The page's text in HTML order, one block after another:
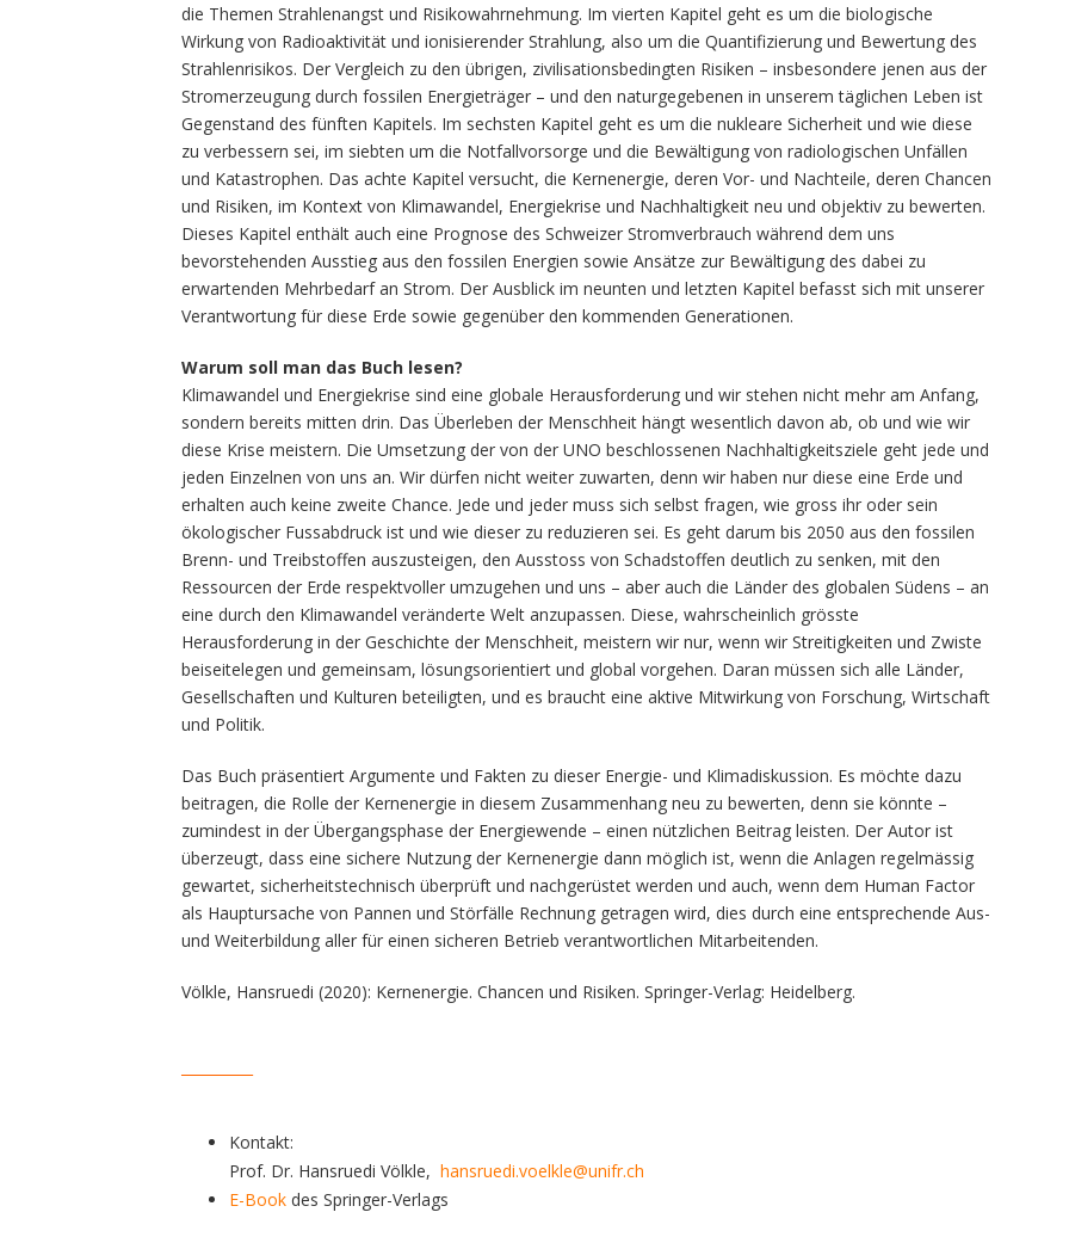
die Themen Strahlenangst und Risikowahrnehmung. Im vierten Kapitel geht es um die biologische
Wirkung von Radioaktivität und ionisierender Strahlung, also um die Quantifizierung und Bewertung des
Strahlenrisikos. Der Vergleich zu den übrigen, zivilisationsbedingten Risiken – insbesondere jenen aus der
Stromerzeugung durch fossilen Energieträger – und den naturgegebenen in unserem täglichen Leben ist
Gegenstand des fünften Kapitels. Im sechsten Kapitel geht es um die nukleare Sicherheit und wie diese
zu verbessern sei, im siebten um die Notfallvorsorge und die Bewältigung von radiologischen Unfällen
und Katastrophen. Das achte Kapitel versucht, die Kernenergie, deren Vor- und Nachteile, deren Chancen
und Risiken, im Kontext von Klimawandel, Energiekrise und Nachhaltigkeit neu und objektiv zu bewerten.
Dieses Kapitel enthält auch eine Prognose des Schweizer Stromverbrauch während dem uns
bevorstehenden Ausstieg aus den fossilen Energien sowie Ansätze zur Bewältigung des dabei zu
erwartenden Mehrbedarf an Strom. Der Ausblick im neunten und letzten Kapitel befasst sich mit unserer
Verantwortung für diese Erde sowie gegenüber den kommenden Generationen.
Warum soll man das Buch lesen?
Klimawandel und Energiekrise sind eine globale Herausforderung und wir stehen nicht mehr am Anfang,
sondern bereits mitten drin. Das Überleben der Menschheit hängt wesentlich davon ab, ob und wie wir
diese Krise meistern. Die Umsetzung der von der UNO beschlossenen Nachhaltigkeitsziele geht jede und
jeden Einzelnen von uns an. Wir dürfen nicht weiter zuwarten, denn wir haben nur diese eine Erde und
erhalten auch keine zweite Chance. Jede und jeder muss sich selbst fragen, wie gross ihr oder sein
ökologischer Fussabdruck ist und wie dieser zu reduzieren sei. Es geht darum bis 2050 aus den fossilen
Brenn- und Treibstoffen auszusteigen, den Ausstoss von Schadstoffen deutlich zu senken, mit den
Ressourcen der Erde respektvoller umzugehen und uns – aber auch die Länder des globalen Südens – an
eine durch den Klimawandel veränderte Welt anzupassen. Diese, wahrscheinlich grösste
Herausforderung in der Geschichte der Menschheit, meistern wir nur, wenn wir Streitigkeiten und Zwiste
beiseitelegen und gemeinsam, lösungsorientiert und global vorgehen. Daran müssen sich alle Länder,
Gesellschaften und Kulturen beteiligten, und es braucht eine aktive Mitwirkung von Forschung, Wirtschaft
und Politik.
Das Buch präsentiert Argumente und Fakten zu dieser Energie- und Klimadiskussion. Es möchte dazu
beitragen, die Rolle der Kernenergie in diesem Zusammenhang neu zu bewerten, denn sie könnte –
zumindest in der Übergangsphase der Energiewende – einen nützlichen Beitrag leisten. Der Autor ist
überzeugt, dass eine sichere Nutzung der Kernenergie dann möglich ist, wenn die Anlagen regelmässig
gewartet, sicherheitstechnisch überprüft und nachgerüstet werden und auch, wenn dem Human Factor
als Hauptursache von Pannen und Störfälle Rechnung getragen wird, dies durch eine entsprechende Aus-
und Weiterbildung aller für einen sicheren Betrieb verantwortlichen Mitarbeitenden.
Völkle, Hansruedi (2020): Kernenergie. Chancen und Risiken. Springer-Verlag: Heidelberg.
Kontakt:
Prof. Dr. Hansruedi Völkle, hansruedi.voelkle@unifr.ch
E-Book des Springer-Verlags